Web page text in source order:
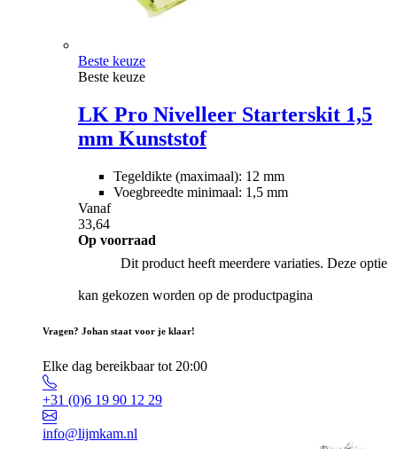
Beste keuze
Beste keuze
LK Pro Nivelleer Starterskit 1,5
mm Kunststof
Tegeldikte (maximaal): 12 mm
Voegbreedte minimaal: 1,5 mm
Vanaf
33,64
Op voorraad
Dit product heeft meerdere variaties. Deze optie
kan gekozen worden op de productpagina
Vragen? Johan staat voor je klaar!
Elke dag bereikbaar tot 20:00
+31 (0)6 19 90 12 29
info@lijmkam.nl